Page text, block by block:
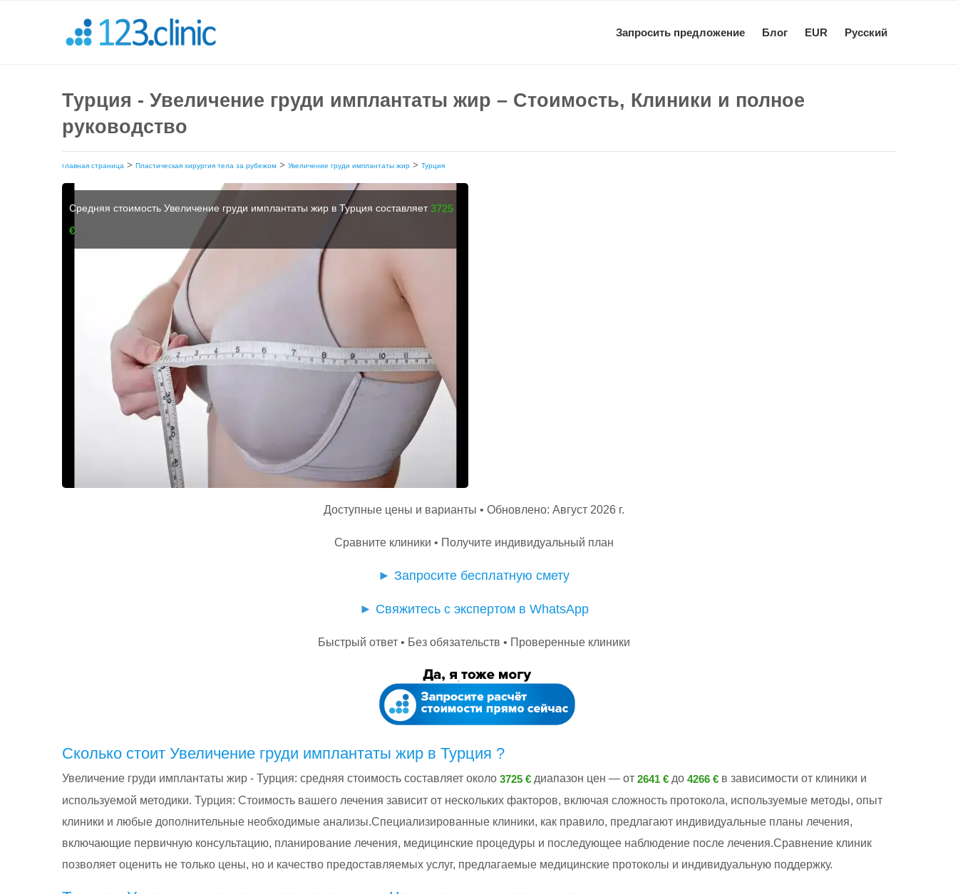
Запросить предложение Блог EUR Pусский
Турция - Увеличение груди имплантаты жир – Стоимость, Клиники и полное
руководство
главная страница > Пластическая хирургия тела за рубежом > Увеличение груди имплантаты жир > Турция
Средняя стоимость Увеличение груди имплантаты жир в Турция составляет3725
€
Доступные цены и варианты • Обновлено: Август 2026 г.
Сравните клиники • Получите индивидуальный план
► Запросите бесплатную смету
► Свяжитесь с экспертом в WhatsApp
Быстрый ответ • Без обязательств • Проверенные клиники
Сколько стоит Увеличение груди имплантаты жир в Турция ?
Увеличение груди имплантаты жир - Турция: cредняя стоимость составляет около 3725 € диапазон цен — от 2641 € до 4266 € в зависимости от клиники и
используемой методики. Турция: Стоимость вашего лечения зависит от нескольких факторов, включая сложность протокола, используемые методы, опыт
клиники и любые дополнительные необходимые анализы.Специализированные клиники, как правило, предлагают индивидуальные планы лечения,
включающие первичную консультацию, планирование лечения, медицинские процедуры и последующее наблюдение после лечения.Сравнение клиник
позволяет оценить не только цены, но и качество предоставляемых услуг, предлагаемые медицинские протоколы и индивидуальную поддержку.